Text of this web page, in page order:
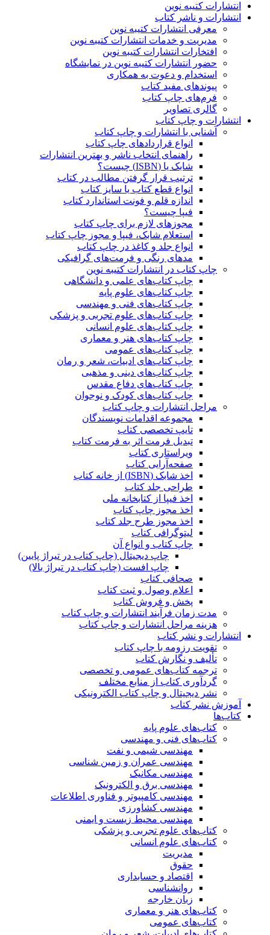
انتشارات کتیبه نوین
انتشارات و ناشر کتاب
معرفی انتشارات کتیبه نوین
مدیریت و خدمات انتشارات کتیبه نوین
افتخارات انتشارات کتیبه نوین
حضور انتشارات کتیبه نوین در نمایشگاه‌
استخدام و دعوت به همکاری
پیوندهای مفید کتاب
فرم‌های چاپ کتاب
گالری تصاویر
انتشارات و چاپ کتاب
آشنایی با انتشارات و چاپ کتاب
انواع قراردادهای چاپ کتاب
راهنمای انتخاب ناشر و بهترین انتشارات
شابک یا (ISBN) چیست؟
ترتیب قرار گرفتن مطالب در کتاب
انواع قطع کتاب یا سایز کتاب
اندازه قلم و فونت استاندارد کتاب
فیپا چیست؟
مجوزهای لازم برای چاپ کتاب
استعلام شابک، فیپا و مجوز چاپ کتاب
انواع جلد و کاغذ در چاپ کتاب
مدهای رنگی و فرمت‌های گرافیکی
چاپ کتاب در انتشارات کتیبه نوین
چاپ کتاب‌های علمی و دانشگاهی
چاپ کتاب‌های علوم پایه
چاپ کتاب‌های فنی و مهندسی
چاپ کتاب‌های علوم تجربی و پزشکی
چاپ کتاب‌های علوم انسانی
چاپ کتاب‌های هنر و معماری
چاپ کتاب‌های عمومی
چاپ کتاب‌های ادبیات، شعر و رمان
چاپ کتاب‌های دینی و مذهبی
چاپ کتاب‌های دفاع مقدس
چاپ کتاب‌های کودک و نوجوان
مراحل انتشارات و چاپ کتاب
مجموعه اقدامات نویسندگان
تایپ تخصصی کتاب
تبدیل فرمت اثر به فرمت کتاب
ویراستاری کتاب
صفحه‌آرایی کتاب
اخذ شابک (ISBN) از خانه کتاب
طراحی جلد کتاب
اخذ فیپا از کتابخانه ملی
اخذ مجوز چاپ کتاب
اخذ مجوز طرح جلد کتاب
لیتوگرافی کتاب
چاپ کتاب و انواع آن
چاپ دیجیتال (چاپ کتاب در تیراژ پایین)
چاپ افست (چاپ کتاب در تیراژ بالا)
صحافی کتاب
اعلام وصول و ثبت کتاب
پخش و فروش کتاب
مدت زمان فرآیند انتشارات و چاپ کتاب
هزینه مراحل انتشارات و چاپ کتاب
انتشارات و نشر کتاب
تقویت رزومه با چاپ کتاب
تألیف و نگارش کتاب
ترجمه کتاب‌های عمومی و تخصصی
گردآوری کتاب از منابع مختلف
نشر دیجیتال و چاپ کتاب الکترونیکی
آموزش نشر کتاب
کتاب‌ها
کتاب‌های علوم پایه
کتاب‌های فنی و مهندسی
مهندسی شیمی و نفت
مهندسی عمران و زمین شناسی
مهندسی مکانیک
مهندسی برق و الکترونیک
مهندسی کامپیوتر و فناوری اطلاعات
مهندسی کشاورزی
مهندسی محیط زیست و ایمنی
کتاب‌های علوم تجربی و پزشکی
کتاب‌های علوم انسانی
مدیریت
حقوق
اقتصاد و حسابداری
روانشناسی
زبان خارجه
کتاب‌های هنر و معماری
کتاب‌های عمومی